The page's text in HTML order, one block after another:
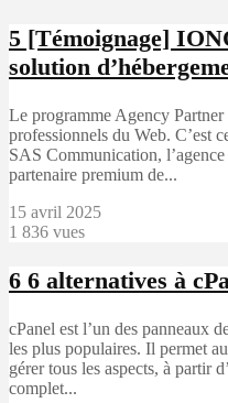
5 [Témoignage]
solution
Le programme Agency
professionnels du Web. C’est
SAS Communication,
partenaire premium de...
15 avril 2025
1 836 vues
6 6 alternatives à
cPanel est l’un des panneaux
les plus populaires. Il permet
gérer tous les aspects, à partir
complet...